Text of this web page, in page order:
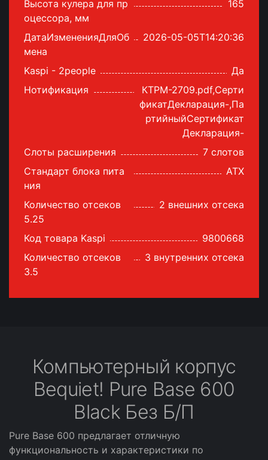
Высота кулера для пр
оцессора, мм
165
ДатаИзмененияДляОб
мена
2026-05-05T14:20:36
Kaspi - 2people
Да
Нотификация
КТРМ-2709.pdf,Серти
фикатДекларация-,Па
ртийныйСертификат
Декларация-
Слоты расширения
7 слотов
Стандарт блока пита
ния
ATX
Количество отсеков
5.25
2 внешних отсека
Код товара Kaspi
9800668
Количество отсеков
3.5
3 внутренних отсека
Компьютерный корпус
Bequiet! Pure Base 600
Black Без Б/П
Pure Base 600 предлагает отличную
функциональность и характеристики по